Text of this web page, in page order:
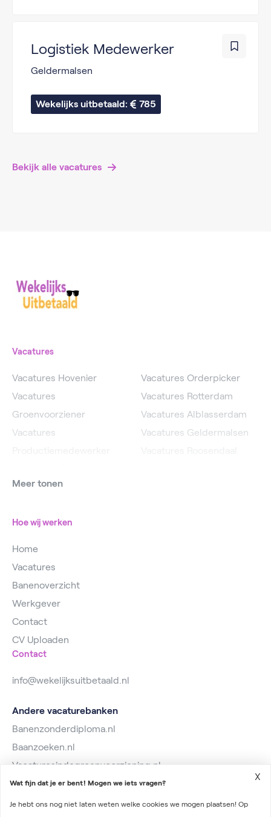
Logistiek Medewerker
Geldermalsen
Wekelijks uitbetaald: 785
Bekijk alle vacatures
Vacatures
Vacatures Hovenier
Vacatures
Groenvoorziener
Vacatures
Vacatures
Vacatures Orderpicker
Vacatures Rotterdam
Vacatures Alblasserdam
Vacatures Geldermalsen
Meer tonen
Hoe wij werken
Home
Vacatures
Banenoverzicht
Werkgever
Contact
CV Uploaden
Contact
info@wekelijksuitbetaald.nl
Andere vacaturebanken
Banenzonderdiploma.nl
Baanzoeken.nl
Vacaturesindegroenvoorziening.nl
Wat fijn dat je er bent! Mogen we iets vragen?
Je hebt ons nog niet laten weten welke cookies we mogen plaatsen! Op
X